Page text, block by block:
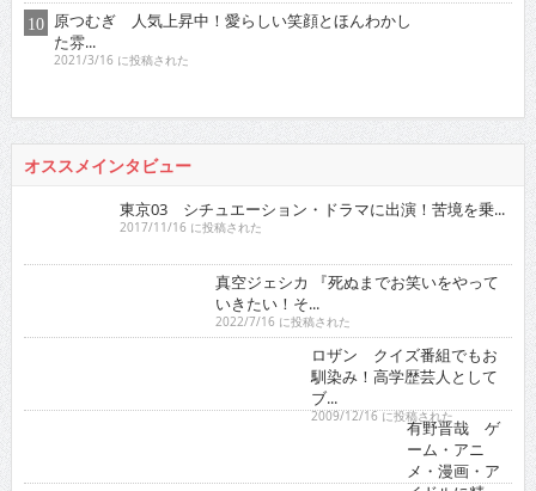
た雰...
2021/3/16 に投稿された
東京03 シチュエーション・ドラマに出演！苦境を乗...
2017/11/16 に投稿された
真空ジェシカ 『死ぬまでお笑いをやっていきたい！そ...
ロザン クイズ番組でもお馴染み！高学歴芸人として
2009/12/16 に投稿された
有野晋哉 ゲーム・アニメ・漫画・アイドルに精通！
2017/5/16 に投稿された
ゴー☆ジャス 『夢が叶うというのは直線ではなくい
2021/11/16 に投稿された